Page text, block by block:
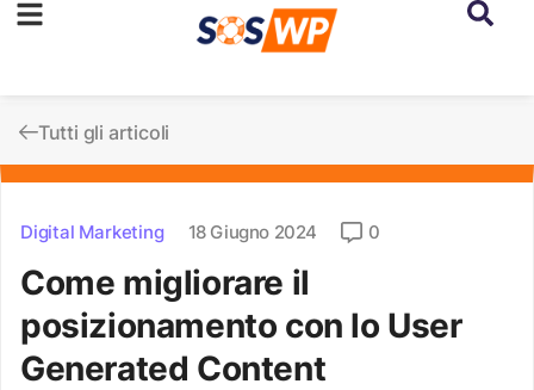
Tutti gli articoli
Digital Marketing 18 Giugno 2024 0
Come migliorare il
posizionamento con lo User
Generated Content